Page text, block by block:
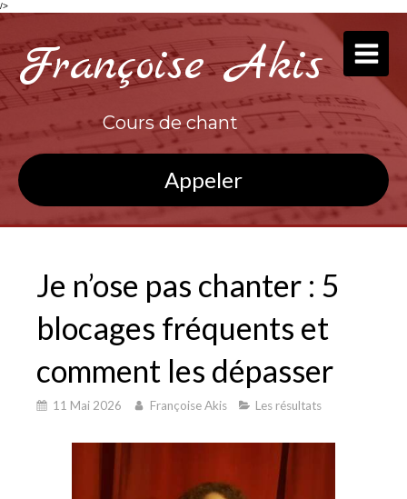
/>
Françoise Akis
Cours de chant
Appeler
Je n’ose pas chanter : 5
blocages fréquents et
comment les dépasser
11 Mai 2026 Françoise Akis Les résultats